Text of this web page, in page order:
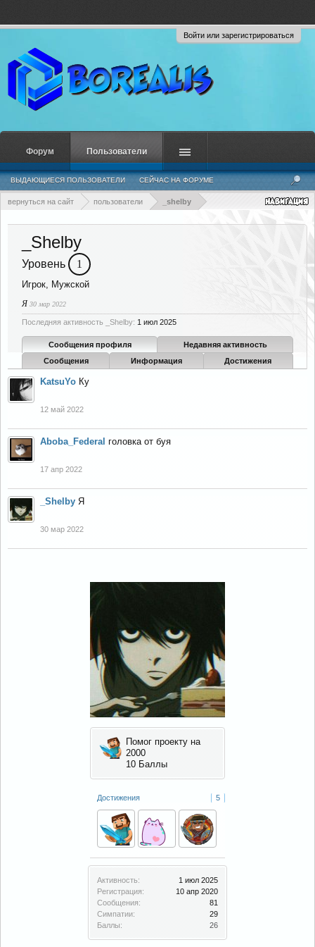
Войти или зарегистрироваться
вернуться на сайт пользователи _shelby
Помог проекту на
2000
10 Баллы
Достижения 5
Активность:
1 июл 2025
Регистрация:
10 апр 2020
Сообщения:
81
Симпатии:
29
Баллы:
26
_Shelby
Уровень 1
Игрок, Мужской
Я30 мар 2022
Последняя активность _Shelby: 1 июл 2025
Сообщения профиля
Недавняя активность
Сообщения
Информация Достижения
KatsuYo Ку
12 май 2022
Aboba_Federal головка от буя
17 апр 2022
_Shelby Я
30 мар 2022
Форум Пользователи
ВЫДАЮЩИЕСЯ ПОЛЬЗОВАТЕЛИ СЕЙЧАС НА ФОРУМЕ
НЕДАВНЯЯ АКТИВНОСТЬ НОВЫЕ СООБЩЕНИЯ ПРОФИЛЯ